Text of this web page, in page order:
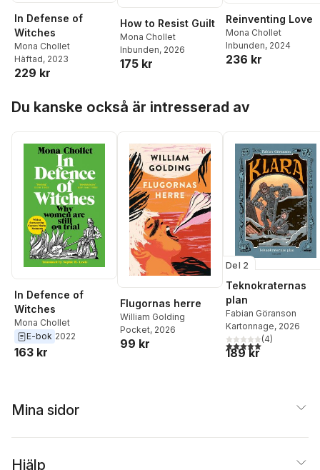
In Defense of
Witches
Mona Chollet
Häftad, 2023
229 kr
How to Resist Guilt
Mona Chollet
Inbunden, 2026
175 kr
Reinventing Love
Mona Chollet
Inbunden, 2024
236 kr
Du kanske också är intresserad av
In Defence of
Witches
Mona Chollet
E-bok 2022
163 kr
Flugornas herre
William Golding
Pocket, 2026
99 kr
Del 2
Teknokraternas
plan
Fabian Göranson
Kartonnage, 2026
5,0utav 5 stjärnor.
(4)
189 kr
Mina sidor
Hjälp